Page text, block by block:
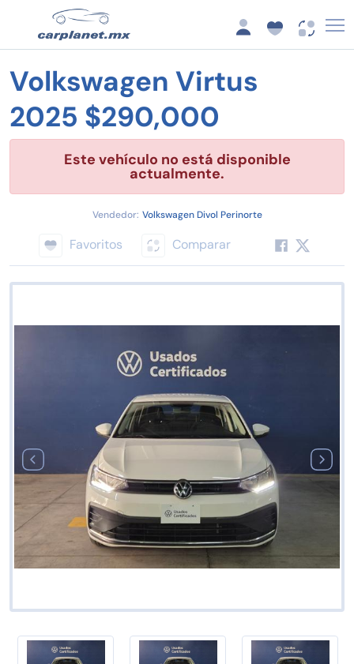
Volkswagen Virtus
2025 $290,000
Este vehículo no está disponible
actualmente.
Vendedor: Volkswagen Divol Perinorte
Favoritos Comparar